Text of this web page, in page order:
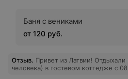
Баня с вениками
от 120 руб.
Отзыв. Привет из Латвии!
человека) в гостевом коттедже с